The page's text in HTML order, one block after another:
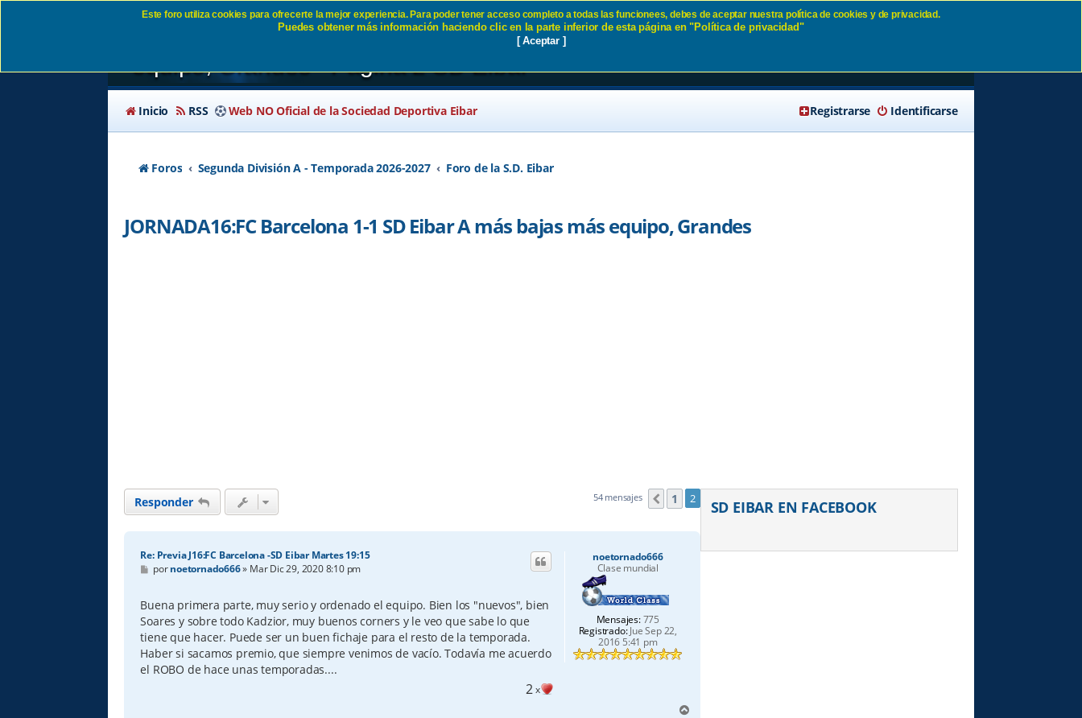
JORNADA16:FC Barcelona 1-1 SD Eibar A más bajas más
Inicio RSS Web NO Oficial de la Sociedad Deportiva Eibar Identificarse
Registrarse
Foros Segunda División A - Temporada 2026-2027 Foro de la S.D. Eibar
JORNADA16:FC Barcelona 1-1 SD Eibar A más bajas más equipo, Grandes
Responder 54 mensajes Anterior
1 2
noetornado666
Clase mundial
Mensajes:775
Registrado:Jue Sep 22,
2016 5:41 pm
Re: Previa J16:FC Barcelona -SD Eibar Martes 19:15
M
e
s
a
j
e
pornoetornado666» Mar Dic 29, 2020 8:10 pm
Buena primera parte, muy serio y ordenado el equipo. Bien los "nuevos", bien
Soares y sobre todo Kadzior, muy buenos corners y le veo que sabe lo que
tiene que hacer. Puede ser un buen fichaje para el resto de la temporada.
Haber si sacamos premio, que siempre venimos de vacío. Todavía me acuerdo
el ROBO de hace unas temporadas....
2x
SD EIBAR EN FACEBOOK
Este foro utiliza cookies para ofrecerte la mejor experiencia. Para poder tener acceso completo a todas las funcionees, debes de aceptar nuestra política de cookies y de privacidad.
Puedes obtener más información haciendo clic en la parte inferior de esta página en "Política de privacidad"
[ Aceptar ]